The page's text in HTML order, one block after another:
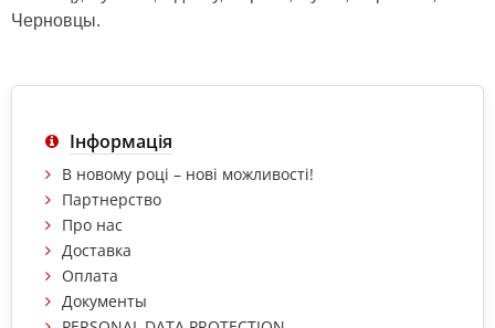
Черновцы.
Інформація
В новому році – нові можливості!
Партнерство
Про нас
Доставка
Оплата
Документы